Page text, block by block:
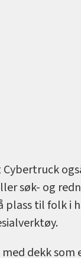
Cybertruck
søk- og
plass til folk i
dekk som